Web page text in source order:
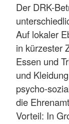
Der DRK-
Auf lokaler
in kürzester
Essen und
und
psycho-
die
Vorteil: In